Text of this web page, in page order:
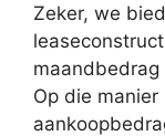
Zeker, we
Op die